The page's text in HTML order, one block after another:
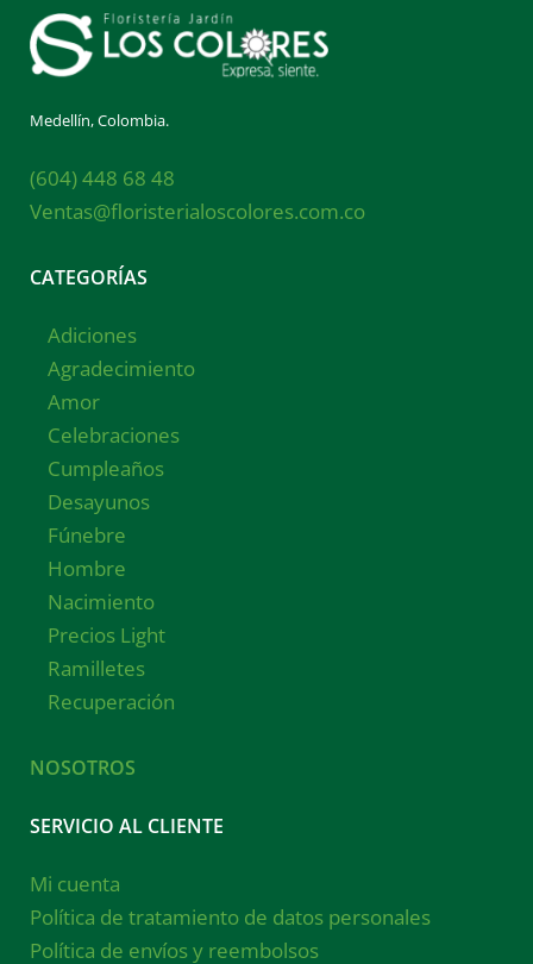
Medellín, Colombia.
(604) 448 68 48
Ventas@floristerialoscolores.com.co
CATEGORÍAS
Adiciones
Agradecimiento
Amor
Celebraciones
Cumpleaños
Desayunos
Fúnebre
Hombre
Nacimiento
Precios Light
Ramilletes
Recuperación
NOSOTROS
SERVICIO AL CLIENTE
Mi cuenta
Política de tratamiento de datos personales
Política de envíos y reembolsos